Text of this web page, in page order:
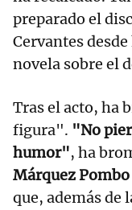
preparado el
Cervantes
novela sobre el
Tras el acto, ha
figura". "No
humor", ha
Márquez Pombo
que, además de